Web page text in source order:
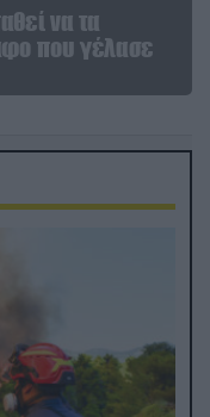
να τα
που γέλασε